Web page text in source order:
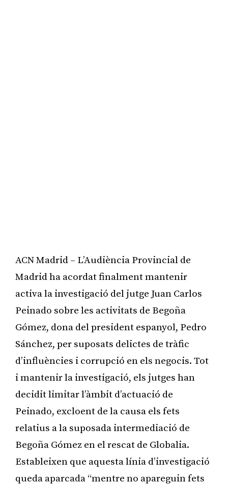
ACN Madrid – L’Audiència Provincial de
Madrid ha acordat finalment mantenir
activa la investigació del jutge Juan Carlos
Peinado sobre les activitats de Begoña
Gómez, dona del president espanyol, Pedro
Sánchez, per suposats delictes de tràfic
d’influències i corrupció en els negocis. Tot
i mantenir la investigació, els jutges han
decidit limitar l’àmbit d’actuació de
Peinado, excloent de la causa els fets
relatius a la suposada intermediació de
Begoña Gómez en el rescat de Globalia.
Estableixen que aquesta línia d’investigació
queda aparcada “mentre no apareguin fets